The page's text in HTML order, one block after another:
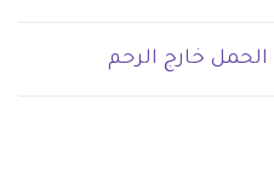
الحمل خارج الرحم